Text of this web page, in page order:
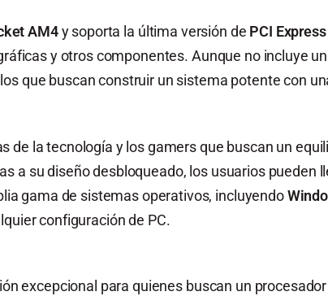
AM4y soporta la última versión de PCI
y otros componentes. Aunque no incluye
que buscan construir un sistema potente con
de la tecnología y los gamers que buscan un
a su diseño desbloqueado, los usuarios pueden
gama de sistemas operativos, incluyendo
configuración de PC.
excepcional para quienes buscan un